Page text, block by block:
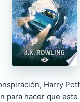
Harry
para hacer que este